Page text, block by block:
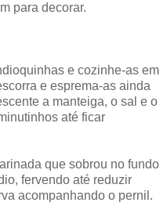
para decorar.
e cozinhe-as em
e esprema-as ainda
a manteiga, o sal e o
até ficar
que sobrou no fundo
fervendo até reduzir
acompanhando o pernil.